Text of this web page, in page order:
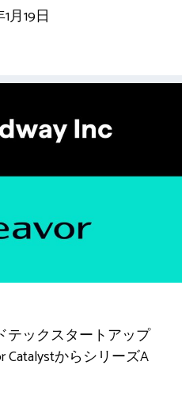
月19日
テックスタートアップ
CatalystからシリーズA